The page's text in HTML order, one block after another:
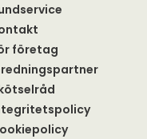
företag